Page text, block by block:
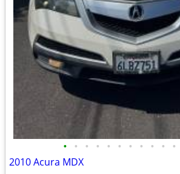
• • • • • • • • • • •
2010 Acura MDX